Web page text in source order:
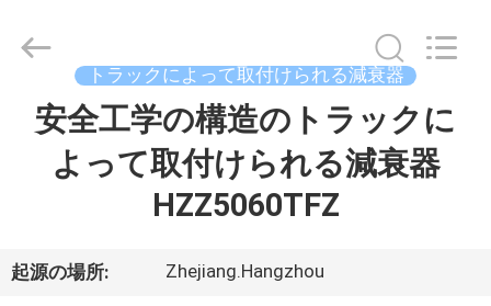
ダ
2013
PURPOSE
VEHICLE
トラックによって取付けられる減衰器
安全工学の構造のトラックに
よって取付けられる減衰器
HZZ5060TFZ
起源の場所: Zhejiang.Hangzhou